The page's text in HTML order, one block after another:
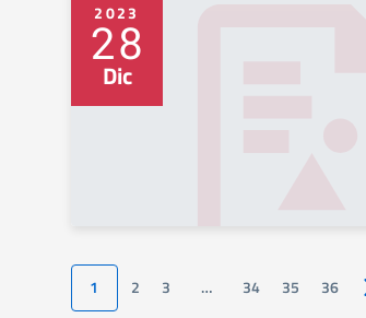
2023
28
Dic
1 2 3 … 34 35 36